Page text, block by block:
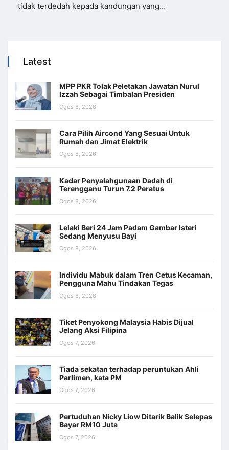
tidak terdedah kepada kandungan yang…
Latest
MPP PKR Tolak Peletakan Jawatan Nurul
Izzah Sebagai Timbalan Presiden
Ogos 8, 2026
Cara Pilih Aircond Yang Sesuai Untuk
Rumah dan Jimat Elektrik
Ogos 8, 2026
Kadar Penyalahgunaan Dadah di
Terengganu Turun 7.2 Peratus
Ogos 8, 2026
Lelaki Beri 24 Jam Padam Gambar Isteri
Sedang Menyusu Bayi
Ogos 8, 2026
Individu Mabuk dalam Tren Cetus Kecaman,
Pengguna Mahu Tindakan Tegas
Ogos 8, 2026
Tiket Penyokong Malaysia Habis Dijual
Jelang Aksi Filipina
Ogos 7, 2026
Tiada sekatan terhadap peruntukan Ahli
Parlimen, kata PM
Ogos 7, 2026
Pertuduhan Nicky Liow Ditarik Balik Selepas
Bayar RM10 Juta
Ogos 7, 2026